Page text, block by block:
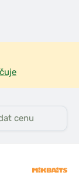
cenu